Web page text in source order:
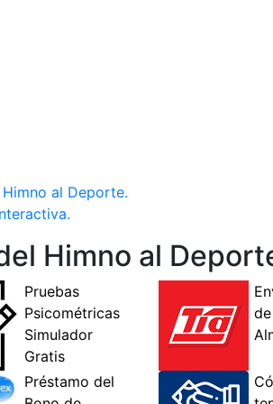
al Deporte.
Himno al